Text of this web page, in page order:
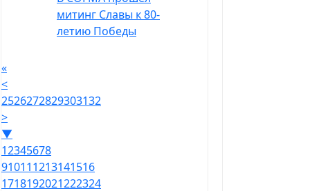
митинг Славы к 80-
летию Победы
«
<
2526272829303132
>
▼
12345678
910111213141516
1718192021222324